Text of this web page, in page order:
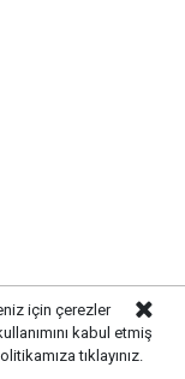
bir görünüme
için çerezler
kabul etmiş
tıklayınız.